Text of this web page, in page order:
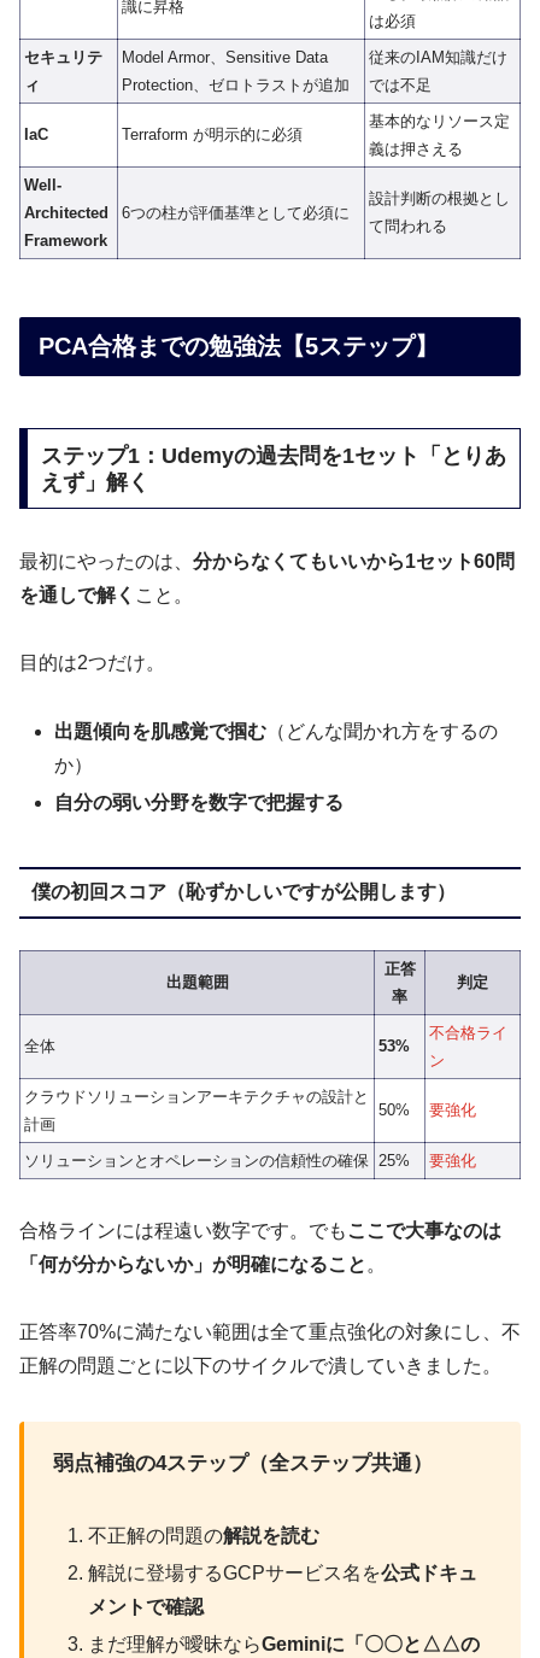
識に昇格
は必須
セキュリテ
ィ
Model Armor、Sensitive Data
Protection、ゼロトラストが追加
従来のIAM知識だけ
では不足
IaC Terraform が明示的に必須
基本的なリソース定
義は押さえる
Well-
Architected
Framework
6つの柱が評価基準として必須に
設計判断の根拠とし
て問われる
PCA合格までの勉強法【5ステップ】
ステップ1：Udemyの過去問を1セット「とりあ
えず」解く
最初にやったのは、 分からなくてもいいから1セット60問
を通しで解く こと。
目的は2つだけ。
出題傾向を肌感覚で掴む （どんな聞かれ方をするの
か）
自分の弱い分野を数字で把握する
僕の初回スコア（恥ずかしいですが公開します）
出題範囲
正答
率
判定
全体 53%
不合格ライ
ン
クラウドソリューションアーキテクチャの設計と
計画
50% 要強化
ソリューションとオペレーションの信頼性の確保 25% 要強化
合格ラインには程遠い数字です。でも ここで大事なのは
「何が分からないか」が明確になること 。
正答率70%に満たない範囲は全て重点強化の対象にし、不
正解の問題ごとに以下のサイクルで潰していきました。
弱点補強の4ステップ（全ステップ共通）
不正解の問題の解説を読む
解説に登場するGCPサービス名を公式ドキュ
メントで確認
まだ理解が曖昧ならGeminiに「〇〇と△△の